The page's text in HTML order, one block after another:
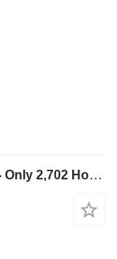
Jintai 2021 SD30A Rotary Drilling Rig - Only 2,702 Hours